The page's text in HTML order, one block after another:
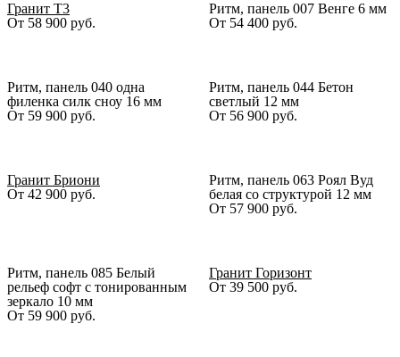
Гранит Т3
От 58 900 руб.
Ритм, панель 007 Венге 6 мм
От 54 400 руб.
Ритм, панель 040 одна
филенка силк сноу 16 мм
От 59 900 руб.
Ритм, панель 044 Бетон
светлый 12 мм
От 56 900 руб.
Гранит Бриони
От 42 900 руб.
Ритм, панель 063 Роял Вуд
белая со структурой 12 мм
От 57 900 руб.
Ритм, панель 085 Белый
рельеф софт с тонированным
зеркало 10 мм
От 59 900 руб.
Гранит Горизонт
От 39 500 руб.